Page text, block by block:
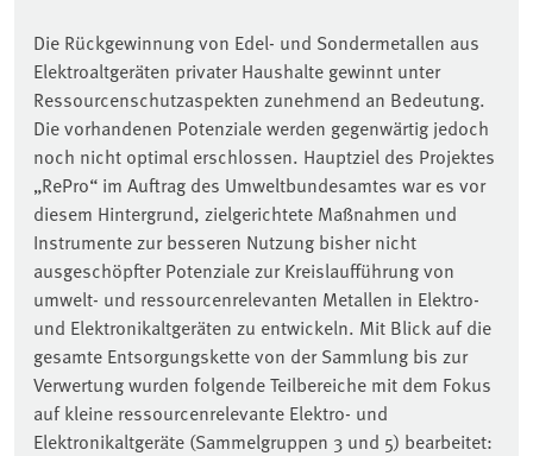
Die Rückgewinnung von Edel- und Sondermetallen aus
Elektroaltgeräten privater Haushalte gewinnt unter
Ressourcenschutzaspekten zunehmend an Bedeutung.
Die vorhandenen Potenziale werden gegenwärtig jedoch
noch nicht optimal erschlossen. Hauptziel des Projektes
„RePro“ im Auftrag des Umweltbundesamtes war es vor
diesem Hintergrund, zielgerichtete Maßnahmen und
Instrumente zur besseren Nutzung bisher nicht
ausgeschöpfter Potenziale zur Kreislaufführung von
umwelt- und ressourcenrelevanten Metallen in Elektro-
und Elektronikaltgeräten zu entwickeln. Mit Blick auf die
gesamte Entsorgungskette von der Sammlung bis zur
Verwertung wurden folgende Teilbereiche mit dem Fokus
auf kleine ressourcenrelevante Elektro- und
Elektronikaltgeräte (Sammelgruppen 3 und 5) bearbeitet: